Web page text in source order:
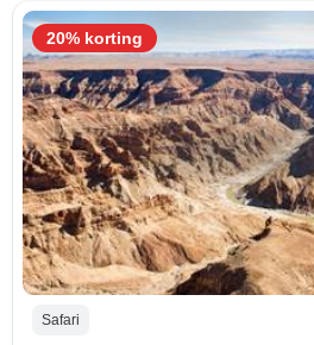
Safari
20% korting